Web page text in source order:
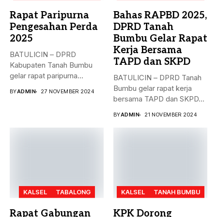
Rapat Paripurna
Pengesahan Perda
2025
BATULICIN – DPRD
Kabupaten Tanah Bumbu
gelar rapat paripurna
BYADMIN 27 NOVEMBER 2024
Bahas RAPBD 2025,
DPRD Tanah
Bumbu Gelar Rapat
Kerja Bersama
TAPD dan SKPD
BATULICIN – DPRD Tanah
Bumbu gelar rapat kerja
bersama TAPD dan SKPD...
BYADMIN 21 NOVEMBER 2024
KALSEL TABALONG
Rapat Gabungan
KALSEL TANAH BUMBU
KPK Dorong